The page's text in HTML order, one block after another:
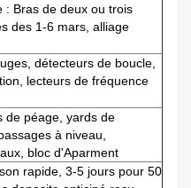
: Bras de deux ou trois
des 1-6 mars, alliage
détecteurs de boucle,
lecteurs de fréquence
de péage, yards de
à niveau,
bloc d'Aparment
rapide, 3-5 jours pour 50